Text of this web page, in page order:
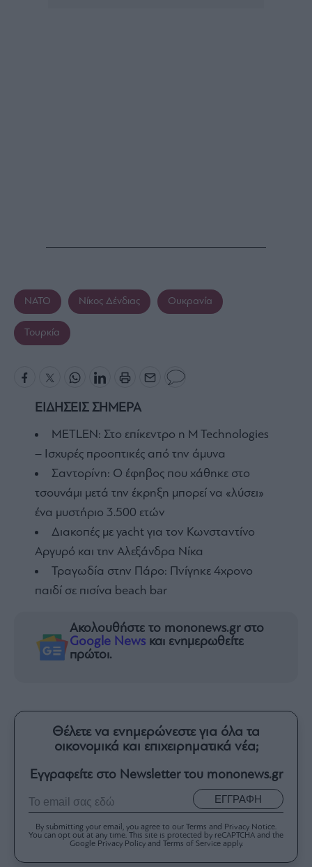
ΝΑΤΟ Νίκος Δένδιας Ουκρανία
Τουρκία
ΕΙΔΗΣΕΙΣ ΣΗΜΕΡΑ
METLEN: Στο επίκεντρο η M Technologies
– Ισχυρές προοπτικές από την άμυνα
Σαντορίνη: Ο έφηβος που χάθηκε στο
τσουνάμι μετά την έκρηξη μπορεί να «λύσει»
ένα μυστήριο 3.500 ετών
Διακοπές με yacht για τον Κωνσταντίνο
Αργυρό και την Αλεξάνδρα Νίκα
Τραγωδία στην Πάρο: Πνίγηκε 4χρονο
παιδί σε πισίνα beach bar
Ακολουθήστε το mononews.gr στο
Google News και ενημερωθείτε
πρώτοι.
Θέλετε να ενημερώνεστε για όλα τα
οικονομικά και επιχειρηματικά νέα;
Εγγραφείτε στο Newsletter του mononews.gr
ΕΓΓΡΑΦΗ
By submitting your email, you agree to our Terms and Privacy Notice.
You can opt out at any time. This site is protected by reCAPTCHA and the
Google Privacy Policy and Terms of Service apply.